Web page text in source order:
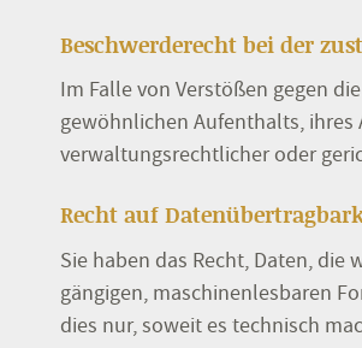
Beschwerde­recht bei der
Im Falle von Verstößen gegen
gewöhnlichen Aufenthalts,
verwaltungsrechtlicher oder
Recht auf
Sie haben das Recht, Daten,
gängigen, maschinenlesbaren
dies nur, soweit es technisch